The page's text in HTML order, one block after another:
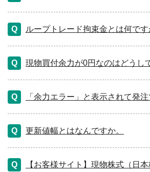
ループトレード拘束金とは何です
現物買付余力が0円なのはどうし
「余力エラー」と表示されて発注
更新値幅とはなんですか。
【お客様サイト】現物株式（日